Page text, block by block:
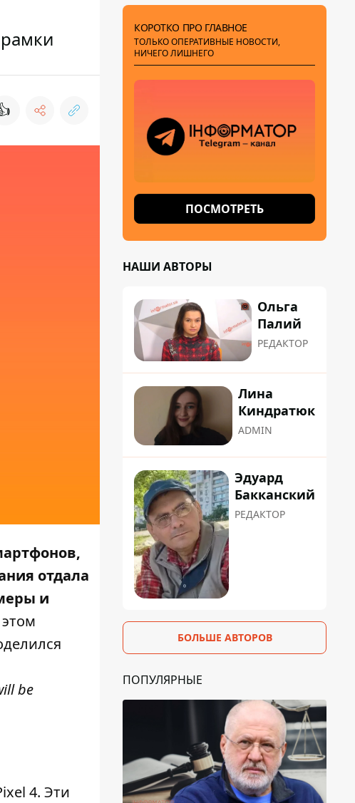
отдала
и
be
4. Эти
КОРОТКО ПРО ГЛАВНОЕ
ТОЛЬКО ОПЕРАТИВНЫЕ НОВОСТИ,
НИЧЕГО ЛИШНЕГО
ПОСМОТРЕТЬ
НАШИ АВТОРЫ
Ольга
Палий
РЕДАКТОР
Лина
Киндратюк
ADMIN
Эдуард
Бакканский
РЕДАКТОР
БОЛЬШЕ АВТОРОВ
ПОПУЛЯРНЫЕ